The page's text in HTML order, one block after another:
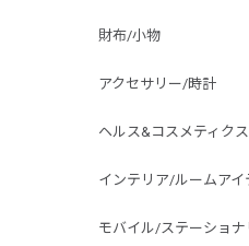
財布/小物
アクセサリー/時計
ヘルス&コスメティクス
インテリア/ルームアイ
モバイル/ステーショナ